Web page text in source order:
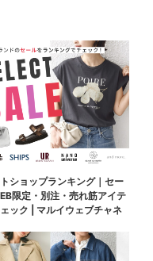
ショップランキング｜セー
限定・別注・売れ筋アイテ
ック | マルイウェブチャネ